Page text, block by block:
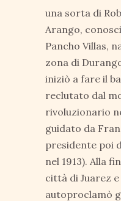
una sorta di
Arango,
Pancho Villas,
zona di
iniziò a fare il
reclutato dal
rivoluzionario
guidato da
presidente poi
nel 1913). Alla
città di Juarez e
autoproclamò